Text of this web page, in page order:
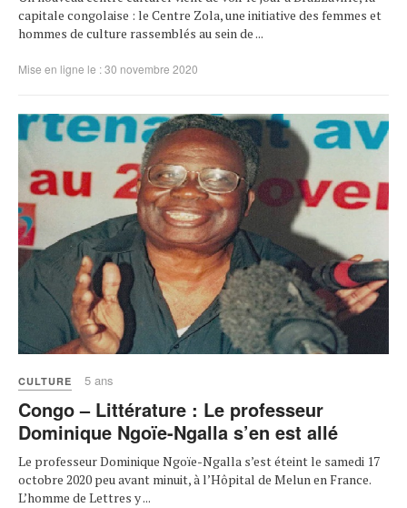
capitale congolaise : le Centre Zola, une initiative des femmes et
hommes de culture rassemblés au sein de ...
Mise en ligne le : 30 novembre 2020
CULTURE 5 ans
Congo – Littérature : Le professeur
Dominique Ngoïe-Ngalla s’en est allé
Le professeur Dominique Ngoïe-Ngalla s’est éteint le samedi 17
octobre 2020 peu avant minuit, à l’Hôpital de Melun en France.
L’homme de Lettres y ...